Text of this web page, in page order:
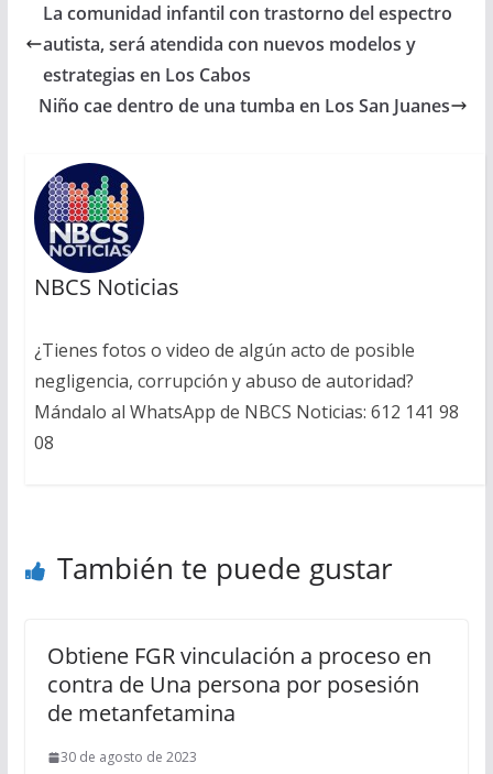
La comunidad infantil con trastorno del espectro
autista, será atendida con nuevos modelos y
estrategias en Los Cabos
Niño cae dentro de una tumba en Los San Juanes
NBCS Noticias
¿Tienes fotos o video de algún acto de posible
negligencia, corrupción y abuso de autoridad?
Mándalo al WhatsApp de NBCS Noticias: 612 141 98
08
También te puede gustar
Obtiene FGR vinculación a proceso en
contra de Una persona por posesión
de metanfetamina
30 de agosto de 2023